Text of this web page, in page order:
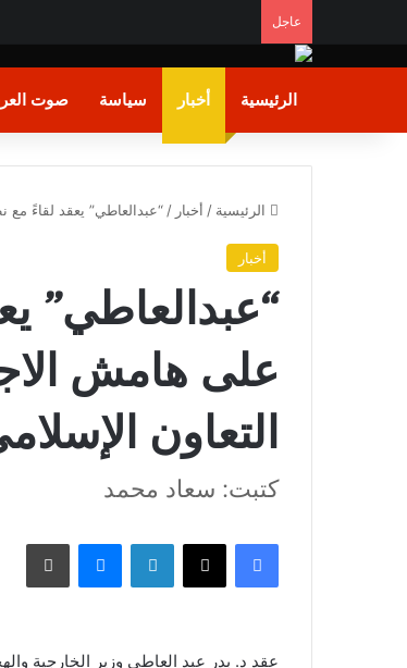
عاجل
الرئيسية أخبار سياسة صوت
الرئيسية / أخبار / “عبدالعاطي” يعقد لقاءً مع
أخبار
“عبدالعاطي”
على هامش
التعاون
كتبت: سعاد محمد
فيسبوك X لينكدإن ماسنجر طباعة